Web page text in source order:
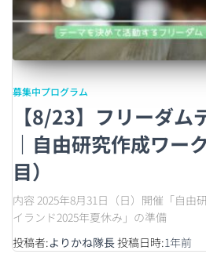
募集中プログラム
【8/23】フリーダム
｜自由研究作成ワー
目）
内容 2025年8月31日（日）開催「自由
イランド2025年夏休み」の準備
投稿者:よりかね隊長投稿日時:1年前